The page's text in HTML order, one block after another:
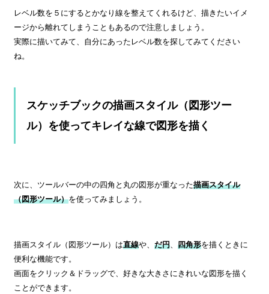
レベル数を５にするとかなり線を整えてくれるけど、描きたいイメ
ージから離れてしまうこともあるので注意しましょう。
実際に描いてみて、自分にあったレベル数を探してみてください
ね。
スケッチブックの描画スタイル（図形ツー
ル）を使ってキレイな線で図形を描く
次に、ツールバーの中の四角と丸の図形が重なった描画スタイル
（図形ツール）を使ってみましょう。
描画スタイル（図形ツール）は直線や、 だ円 四角形を描くときに
便利な機能です。
画面をクリック＆ドラッグで、好きな大きさにきれいな図形を描く
ことができます。